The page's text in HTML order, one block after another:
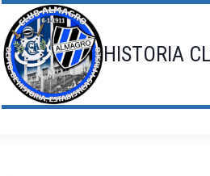
Saltar
al
contenido
HISTORIA